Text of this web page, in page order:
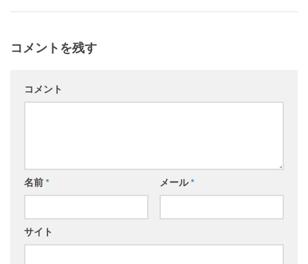
コメントを残す
コメント
名前* メール*
サイト